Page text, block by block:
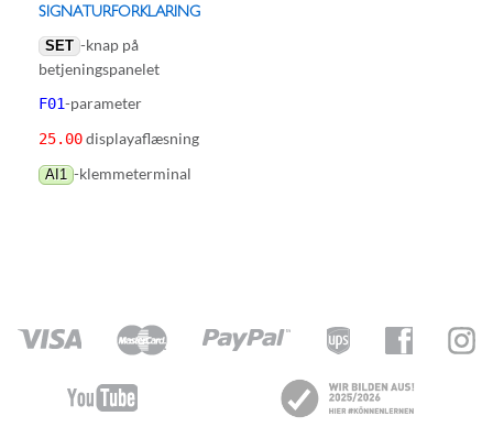
SIGNATURFORKLARING
SET -knap på
betjeningspanelet
F01-parameter
25.00displayaflæsning
AI1 -klemmeterminal